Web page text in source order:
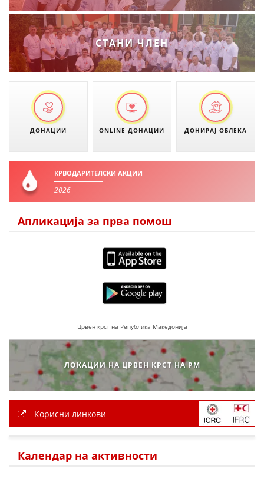
ЗНАЧЕЊЕ НА СЛУЖБАТА ЗА БАРАЊЕ
ФОРМУЛАРИ ЗА БАРАЊА
ЗДРАВСТВЕНО ПРЕВЕНТИВНА ДЕЈНОСТ
ПРВА ПОМОШ
КРВОДАРИТЕЛСТВО
ИНФОРМАЦИИ ЗА БОЛЕСТИ
ПРИРАЧНИЦИ
СТРАТЕГИИ
ЕДУКАТИВНО ИНФОРМАТИВНИ МАТЕРИЈАЛИ
БРОШУРИ
ПОСТЕРИ
СТАНИ ЧЛЕН
ДОНАЦИИ ONLINE ДОНАЦИИ ДОНИРАЈ ОБЛЕКА
КРВОДАРИТЕЛСКИ АКЦИИ
2026
Апликација за прва помош
Црвен крст на Република Македонија
ЛОКАЦИИ НА ЦРВЕН КРСТ НА РМ
Корисни линкови
Календар на активности